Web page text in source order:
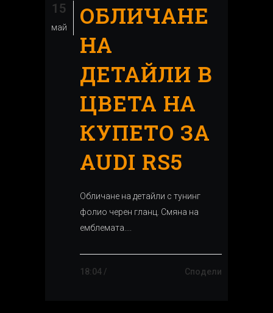
15
май
ОБЛИЧАНЕ
НА
ДЕТАЙЛИ В
ЦВЕТА НА
КУПЕТО ЗА
AUDI RS5
Обличане на детайли с тунинг
фолио черен гланц. Смяна на
емблемата....
18:04 / Сподели